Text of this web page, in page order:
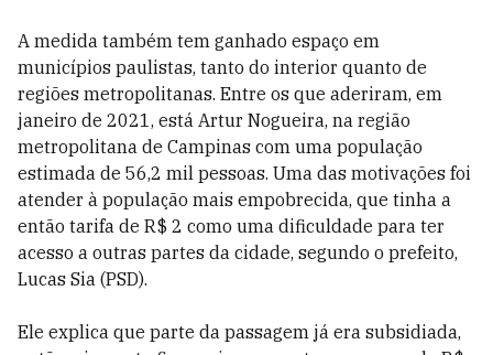
A medida também tem ganhado espaço em
municípios paulistas, tanto do interior quanto de
regiões metropolitanas. Entre os que aderiram, em
janeiro de 2021, está Artur Nogueira, na região
metropolitana de Campinas com uma população
estimada de 56,2 mil pessoas. Uma das motivações foi
atender à população mais empobrecida, que tinha a
então tarifa de R$ 2 como uma dificuldade para ter
acesso a outras partes da cidade, segundo o prefeito,
Lucas Sia (PSD).
Ele explica que parte da passagem já era subsidiada,